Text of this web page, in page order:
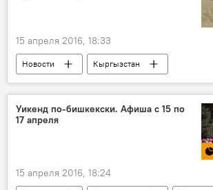
15 апреля 2016, 18:33
Новости
Кыргызстан
Происшествия
Иссык-Кульская область
Уикенд по-бишкекски. Афиша с 15 по
17 апреля
15 апреля 2016, 18:24